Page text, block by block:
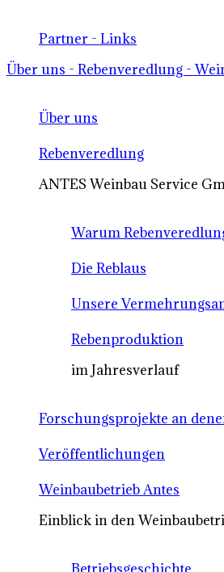
Partner - Links
Über uns - Rebenveredlung -
Über uns
Rebenveredlung
ANTES Weinbau Service
Warum
Die Reblaus
Unsere
Rebenproduktion
im Jahresverlauf
Forschungsprojekte an
Veröffentlichungen
Weinbaubetrieb Antes
Einblick in den